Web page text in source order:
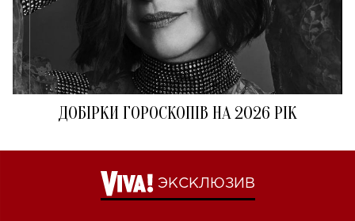
ДОБІРКИ ГОРОСКОПІВ НА 2026 РІК
ЭКСКЛЮЗИВ